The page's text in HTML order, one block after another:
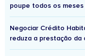
poupe todos os meses
Negociar Crédito
reduza a prestação da